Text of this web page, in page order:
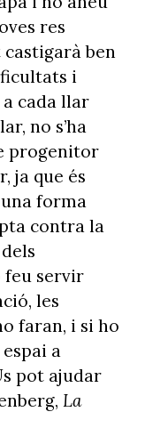
res
ben
i
a cada llar
no s’ha
progenitor
ja que és
forma
contra la
feu servir
les
faran, i si ho
a
pot ajudar
La